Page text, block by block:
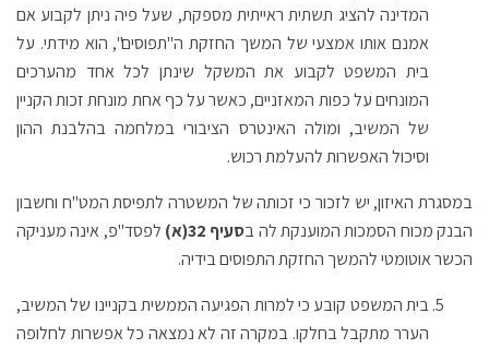
המדינה להציג תשתית ראייתית מספקת, שעל פיה ניתן לקבוע אם
אמנם אותו אמצעי של המשך החזקת ה"תפוסים", הוא מידתי. על
בית המשפט לקבוע את המשקל שינתן לכל אחד מהערכים
המונחים על כפות המאזניים, כאשר על כף אחת מונחת זכות הקניין
של המשיב, ומולה האינטרס הציבורי במלחמה בהלבנת ההון
וסיכול האפשרות להעלמת רכוש.
במסגרת האיזון, יש לזכור כי זכותה של המשטרה לתפיסת המט"ח וחשבון
הבנק מכוח הסמכות המוענקת לה בסעיף 32(א)
לפסד"פ, אינה מעניקה
הכשר אוטומטי להמשך החזקת התפוסים בידיה.
בית המשפט קובע כי למרות הפגיעה הממשית בקניינו של המשיב,
הערר מתקבל בחלקו. במקרה זה לא נמצאה כל אפשרות לחלופה